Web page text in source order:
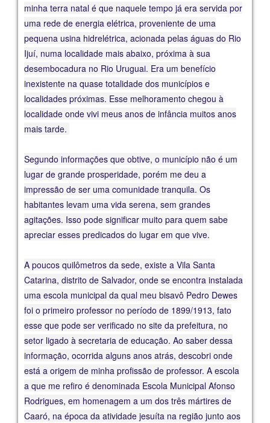
minha terra natal é que naquele tempo já era servida por
uma rede de energia elétrica, proveniente de uma
pequena usina hidrelétrica, acionada pelas águas do Rio
Ijuí, numa localidade mais abaixo, próxima à sua
desembocadura no Rio Uruguai. Era um benefício
inexistente na quase totalidade dos municípios e
localidades próximas. Esse melhoramento chegou à
localidade onde vivi meus anos de infância muitos anos
mais tarde.
Segundo informações que obtive, o município não é um
lugar de grande prosperidade, porém me deu a
impressão de ser uma comunidade tranquila. Os
habitantes levam uma vida serena, sem grandes
agitações. Isso pode significar muito para quem sabe
apreciar esses predicados do lugar em que vive.
A poucos quilômetros da sede, existe a Vila Santa
Catarina, distrito de Salvador, onde se encontra instalada
uma escola municipal da qual meu bisavô Pedro Dewes
foi o primeiro professor no período de 1899/1913, fato
esse que pode ser verificado no site da prefeitura, no
setor ligado à secretaria de educação. Ao saber dessa
informação, ocorrida alguns anos atrás, descobri onde
está a origem de minha profissão de professor. A escola
a que me refiro é denominada Escola Municipal Afonso
Rodrigues, em homenagem a um dos três mártires de
Caaró, na época da atividade jesuíta na região junto aos